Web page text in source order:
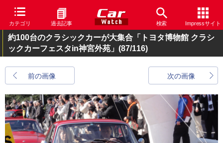
カテゴリ 過去記事 検索 Impressサイト
約100台のクラシックカーが大集合「トヨタ博物館 クラシ
ックカーフェスタin神宮外苑」 (87/116)
前の画像 次の画像